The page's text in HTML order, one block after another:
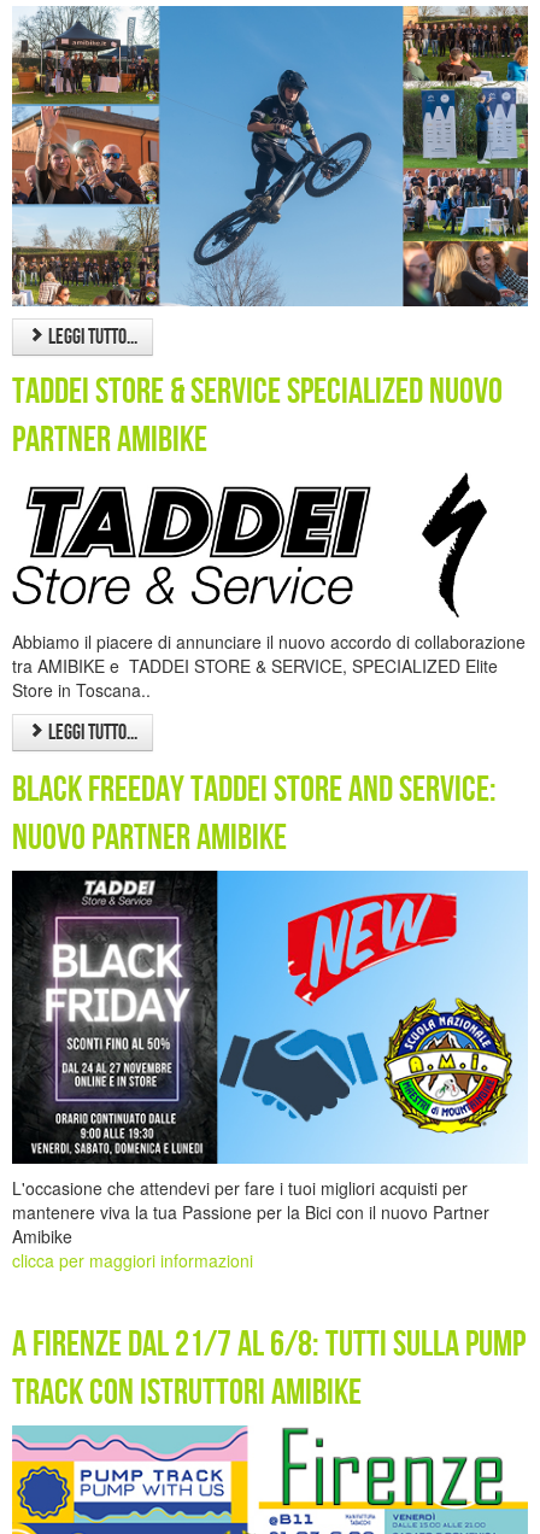
Leggi tutto...
taddei store & Service Specialized nuovo
Partner Amibike
Abbiamo il piacere di annunciare il nuovo accordo di collaborazione
tra AMIBIKE e TADDEI STORE & SERVICE, SPECIALIZED Elite
Store in Toscana..
Leggi tutto...
black freeday taddei store and service:
nuovo partner Amibike
L'occasione che attendevi per fare i tuoi migliori acquisti per
mantenere viva la tua Passione per la Bici con il nuovo Partner
Amibike
clicca per maggiori informazioni
A Firenze dal 21/7 al 6/8: tutti sulla Pump
Track con Istruttori Amibike